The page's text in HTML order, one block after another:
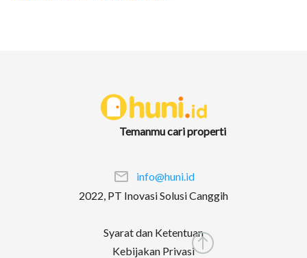
Temanmu cari properti
info@huni.id
2022, PT Inovasi Solusi Canggih
Syarat dan Ketentuan
Kebijakan Privasi